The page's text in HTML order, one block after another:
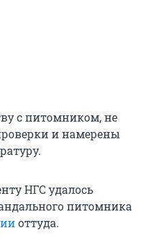
с питомником, не
и намерены
НГС удалось
питомника
оттуда.